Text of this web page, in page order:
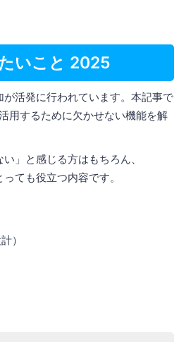
いこと 2025
活発に行われています。本記事で
用するために欠かせない機能を解
」と感じる方はもちろん、
ても役立つ内容です。
）